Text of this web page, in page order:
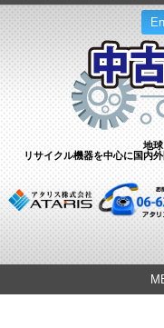
地
リサイクル機器を中心に国内